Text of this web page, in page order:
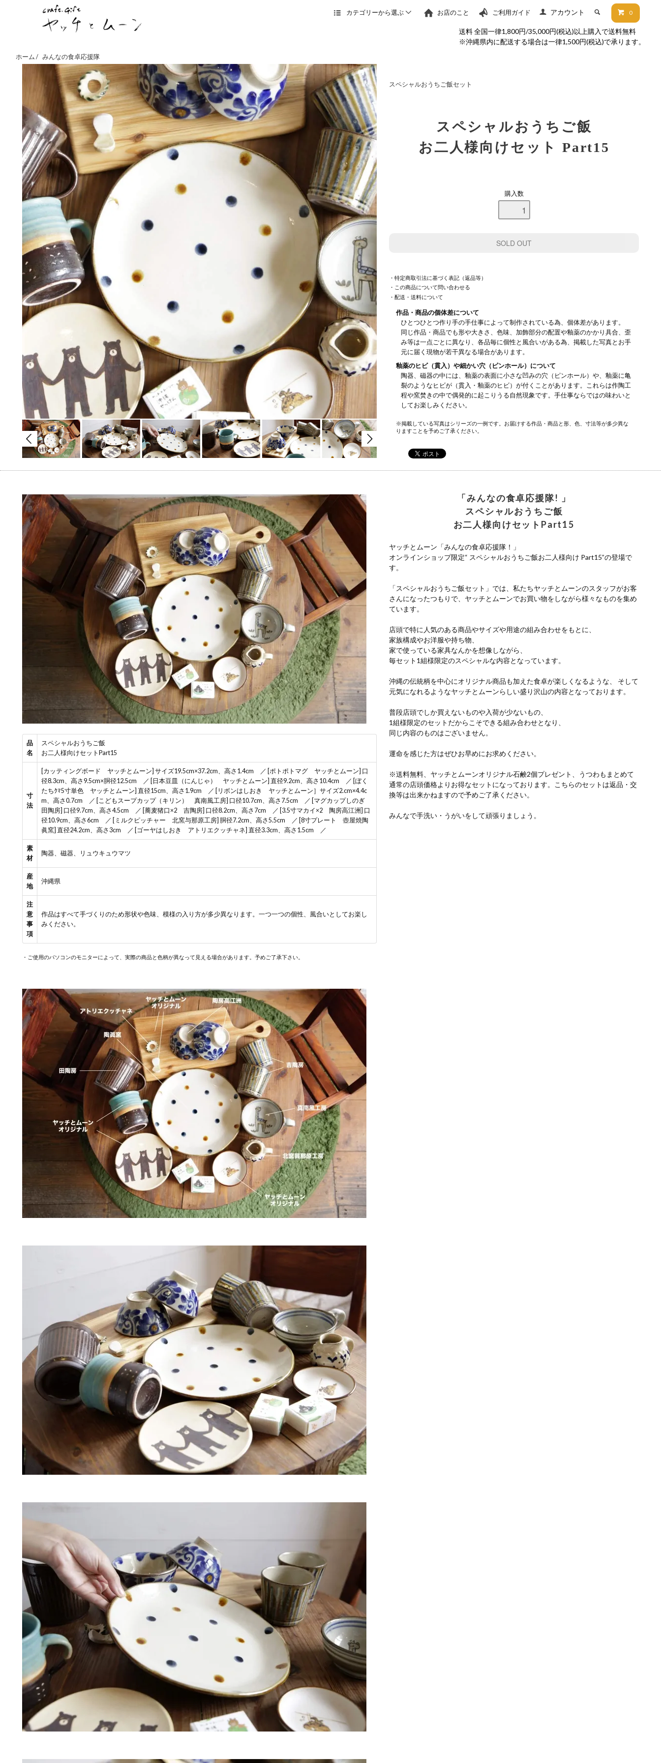
カテゴリーから選ぶ お店のこと ご利用ガイド アカウント 0
送料 全国一律1,800円/35,000円(税込)以上購入で送料無料
※沖縄県内に配送する場合は一律1,500円(税込)で承ります。
ホーム / みんなの食卓応援隊
スペシャルおうちご飯セット
スペシャルおうちご飯
お二人様向けセット Part15
購入数
・特定商取引法に基づく表記（返品等）
・この商品について問い合わせる
・配送・送料について
作品・商品の個体差について
ひとつひとつ作り手の手仕事によって制作されている為、個体差があります。
同じ作品・商品でも形や大きさ、色味、加飾部分の配置や釉薬のかかり具合、歪
み等は一点ごとに異なり、各品毎に個性と風合いがある為、掲載した写真とお手
元に届く現物が若干異なる場合があります。
釉薬のヒビ（貫入）や細かい穴（ピンホール）について
陶器、磁器の中には、釉薬の表面に小さな凹みの穴（ピンホール）や、釉薬に亀
裂のようなヒビが（貫入・釉薬のヒビ）が付くことがあります。これらは作陶工
程や窯焚きの中で偶発的に起こりうる自然現象です。手仕事ならではの味わいと
してお楽しみください。
※掲載している写真はシリーズの一例です。お届けする作品・商品と形、色、寸法等が多少異な
りますことを予めご了承ください。
品
名
スペシャルおうちご飯
お二人様向けセットPart15
寸
法
[カッティングボード ヤッチとムーン] サイズ19.5cm×37.2cm、高さ1.4cm ／ [ポトポトマグ ヤッチとムーン] 口
径8.3cm、高さ9.5cm×胴径12.5cm ／ [日本豆皿（にんじゃ） ヤッチとムーン] 直径9.2cm、高さ10.4cm ／ [ぼく
たちｸﾏ5寸単色 ヤッチとムーン] 直径15cm、高さ1.9cm ／ [リボンはしおき ヤッチとムーン］サイズ2.cm×4.4c
m、高さ0.7cm ／ [こどもスープカップ（キリン） 真南風工房] 口径10.7cm、高さ7.5cm ／ [マグカップしのぎ
田陶房] 口径9.7cm、高さ4.5cm ／ [蕎麦猪口×2 吉陶房] 口径8.2cm、高さ7cm ／ [3.5寸マカイ×2 陶房高江洲] 口
径10.9cm、高さ6cm ／ [ミルクピッチャー 北窯与那原工房] 胴径7.2cm、高さ5.5cm ／ [8寸プレート 壺屋焼陶
眞窯] 直径24.2cm、高さ3cm ／ [ゴーヤはしおき アトリエクッチャネ] 直径3.3cm、高さ1.5cm ／
素
材
陶器、磁器、リュウキュウマツ
産
地
沖縄県
注
意
事
項
作品はすべて手づくりのため形状や色味、模様の入り方が多少異なります。一つ一つの個性、風合いとしてお楽し
みください。
・ご使用のパソコンのモニターによって、実際の商品と色柄が異なって見える場合があります。予めご了承下さい。
「みんなの食卓応援隊! 」
スペシャルおうちご飯
お二人様向けセットPart15
ヤッチとムーン「みんなの食卓応援隊！」
オンラインショップ限定“ スペシャルおうちご飯お二人様向け Part15”の登場で
す。
「スペシャルおうちご飯セット」では、私たちヤッチとムーンのスタッフがお客
さんになったつもりで、ヤッチとムーンでお買い物をしながら様々なものを集め
ています。
店頭で特に人気のある商品やサイズや用途の組み合わせをもとに、
家族構成やお洋服や持ち物、
家で使っている家具なんかを想像しながら、
毎セット1組様限定のスペシャルな内容となっています。
沖縄の伝統柄を中心にオリジナル商品も加えた食卓が楽しくなるような、 そして
元気になれるようなヤッチとムーンらしい盛り沢山の内容となっております。
普段店頭でしか買えないものや入荷が少ないもの、
1組様限定のセットだからこそできる組み合わせとなり、
同じ内容のものはございません。
運命を感じた方はぜひお早めにお求めください。
※送料無料、ヤッチとムーンオリジナル石鹸2個プレゼント、うつわもまとめて
通常の店頭価格よりお得なセットになっております。こちらのセットは返品・交
換等は出来かねますので予めご了承ください。
みんなで手洗い・うがいをして頑張りましょう。